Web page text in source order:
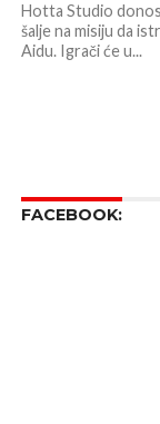
Hotta Studio
šalje na misiju da
Aidu. Igrači će u...
FACEBOOK: